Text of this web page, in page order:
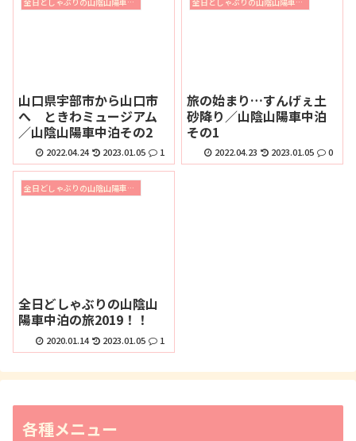
山口県宇部市から山口市
へ ときわミュージアム
／山陰山陽車中泊その2
2022.04.24 2023.01.05 1
旅の始まり…すんげぇ土
砂降り／山陰山陽車中泊
その1
2022.04.23 2023.01.05 0
全日どしゃぶりの山陰山陽車中泊の旅2019
全日どしゃぶりの山陰山
陽車中泊の旅2019！！
2020.01.14 2023.01.05 1
各種メニュー